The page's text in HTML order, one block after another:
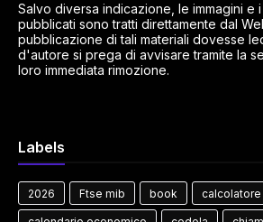
Salvo diversa indicazione, le immagini e
pubblicati sono tratti direttamente dal
pubblicazione di tali materiali dovesse
d'autore si prega di avvisare tramite la
loro immediata rimozione.
Labels
2026 Ftse mib book calcolatore